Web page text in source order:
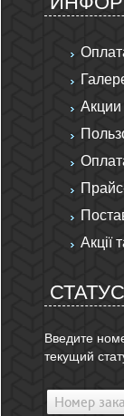
Акции
Акції
Введите
текущий